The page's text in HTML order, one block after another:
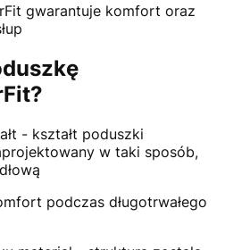
gwarantuje komfort oraz
- kształt poduszki
w taki sposób,
podczas długotrwałego